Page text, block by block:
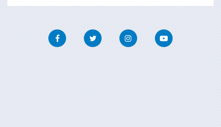
FacebookTwitter InstagramYoutube